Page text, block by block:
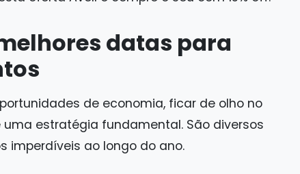
datas para
de economia, ficar de olho no
estratégia fundamental. São diversos
imperdíveis ao longo do ano.